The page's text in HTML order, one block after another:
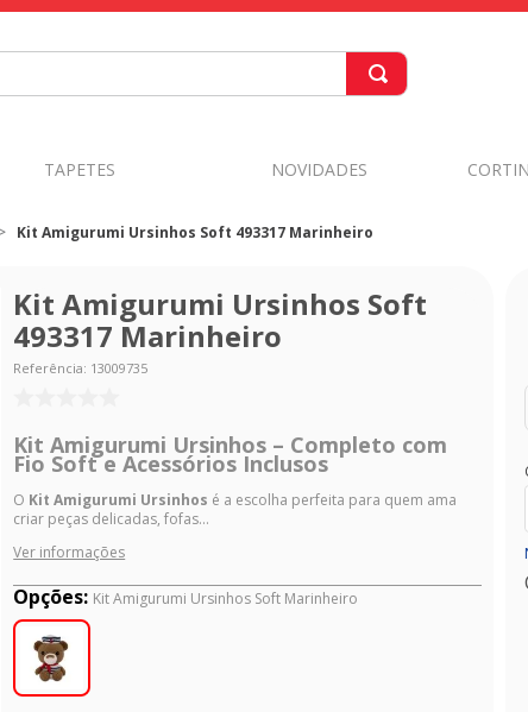
TAPETES NOVIDADES
Kit Amigurumi Ursinhos Soft 493317 Marinheiro
Kit Amigurumi Ursinhos Soft
493317 Marinheiro
Referência: 13009735
Kit Amigurumi Ursinhos – Completo com
Fio Soft e Acessórios Inclusos
O Kit Amigurumi Ursinhos é a escolha perfeita para quem ama
criar peças delicadas, fofas...
Ver informações
Opções: Kit Amigurumi Ursinhos Soft Marinheiro